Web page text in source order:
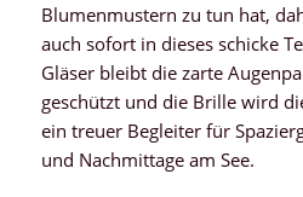
Blumenmustern zu tun hat,
auch sofort in dieses schicke
Gläser bleibt die zarte
geschützt und die Brille wird
ein treuer Begleiter für
und Nachmittage am See.